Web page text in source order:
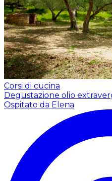
Corsi di cucina
Degustazione olio
Ospitato da Elena